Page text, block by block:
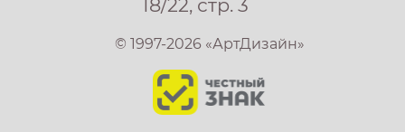
18/22, стр. 3
© 1997-2026 «АртДизайн»